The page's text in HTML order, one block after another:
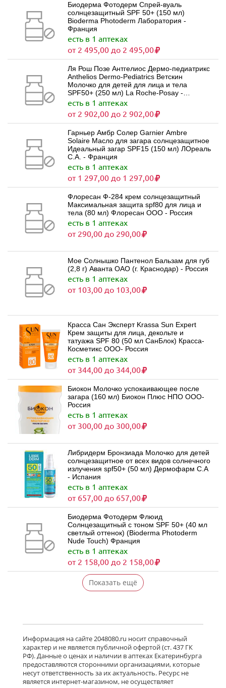
Биодерма Фотодерм Спрей-вуаль
солнцезащитный SPF 50+ (150 мл)
Bioderma Photoderm Лаборатория -
Франция
есть в 1 аптеках
от 2 495,00 до 2 495,00
Ля Рош Позе Антгелиос Дермо-педиатрикс
Anthelios Dermo-Pediatrics Ветскин
Молочко для детей для лица и тела
SPF50+ (250 мл) La Roche-Posay -
Франция
есть в 1 аптеках
от 2 902,00 до 2 902,00
Гарньер Амбр Солер Garnier Ambre
Solaire Масло для загара солнцезащитное
Идеальный загар SPF15 (150 мл) ЛОреаль
С.А. - Франция
есть в 1 аптеках
от 1 297,00 до 1 297,00
Флоресан Ф-284 крем солнцезащитный
Максимальная защита spf80 для лица и
тела (80 мл) Флоресан ООО - Россия
есть в 1 аптеках
от 290,00 до 290,00
Мое Солнышко Пантенол Бальзам для губ
(2,8 г) Аванта ОАО (г. Краснодар) - Россия
есть в 1 аптеках
от 103,00 до 103,00
Красса Сан Эксперт Krassa Sun Expert
Крем защиты для лица, декольте и
татуажа SPF 80 (50 мл СанБлок) Красса-
Косметикс ООО- Россия
есть в 1 аптеках
от 344,00 до 344,00
Биокон Молочко успокаивающее после
загара (160 мл) Биокон Плюс НПО ООО-
Россия
есть в 1 аптеках
от 300,00 до 300,00
Либридерм Бронзиада Молочко для детей
солнцезащитное от всех видов солнечного
излучения spf50+ (50 мл) Дермофарм С.А
- Испания
есть в 1 аптеках
от 657,00 до 657,00
Биодерма Фотодерм Флюид
Солнцезащитный с тоном SPF 50+ (40 мл
светлый оттенок) (Bioderma Photoderm
Nude Touch) Франция
есть в 1 аптеках
от 2 158,00 до 2 158,00
Показать ещё
Информация на сайте 2048080.ru носит справочный
характер и не является публичной офертой (ст. 437 ГК
РФ). Данные о ценах и наличии в аптеках Екатеринбурга
предоставляются сторонними организациями, которые
несут ответственность за их актуальность. Ресурс не
является интернет-магазином, не осуществляет